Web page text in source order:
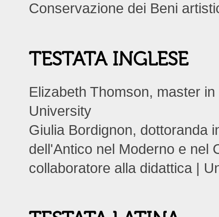
Conservazione dei Beni
TESTATA INGLESE
Elizabeth Thomson, master
University
Giulia Bordignon, dottoranda
dell'Antico nel Moderno e nel
collaboratore alla didattica |